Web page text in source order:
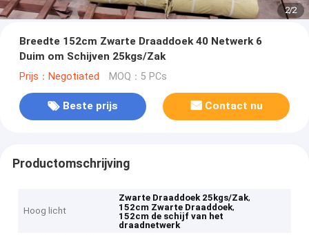
2/2
Breedte 152cm Zwarte Draaddoek 40 Netwerk 6
Duim om Schijven 25kgs/Zak
Prijs：Negotiated MOQ：5 PCs
Beste prijs Contact nu
Productomschrijving
Hoog licht
Zwarte Draaddoek 25kgs/Zak,
152cm Zwarte Draaddoek,
152cm de schijf van het
draadnetwerk